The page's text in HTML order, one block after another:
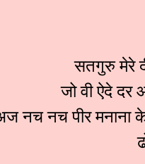
सतगुरु मेरे
जो वी ऐदे दर
नच नच पीर मनाना के